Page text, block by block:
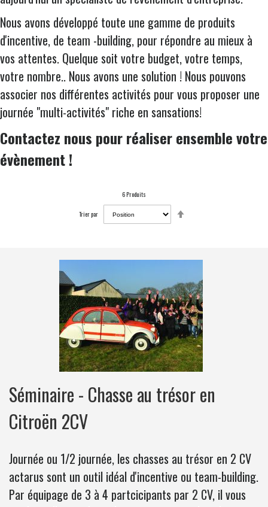
Nous avons développé toute une gamme de produits
d'incentive, de team -building, pour répondre au mieux à
vos attentes. Quelque soit votre budget, votre temps,
votre nombre.. Nous avons une solution ! Nous pouvons
associer nos différentes activités pour vous proposer une
journée "multi-activités" riche en sansations!
Contactez nous pour réaliser ensemble votre
évènement !
6Produits
Trier par
Séminaire - Chasse au trésor en
Citroën 2CV
Journée ou 1/2 journée, les chasses au trésor en 2 CV
actarus sont un outil idéal d'incentive ou team-building.
Par équipage de 3 à 4 partcicipants par 2 CV, il vous